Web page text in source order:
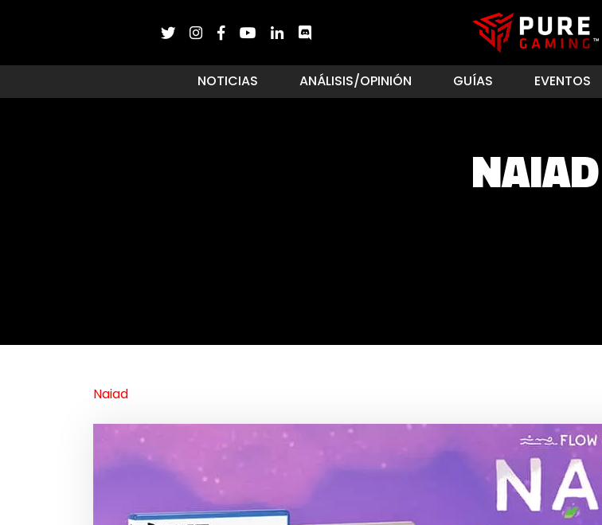
NOTICIAS ANÁLISIS/OPINIÓN GUÍAS EVENTOS
NAIAD
Naiad